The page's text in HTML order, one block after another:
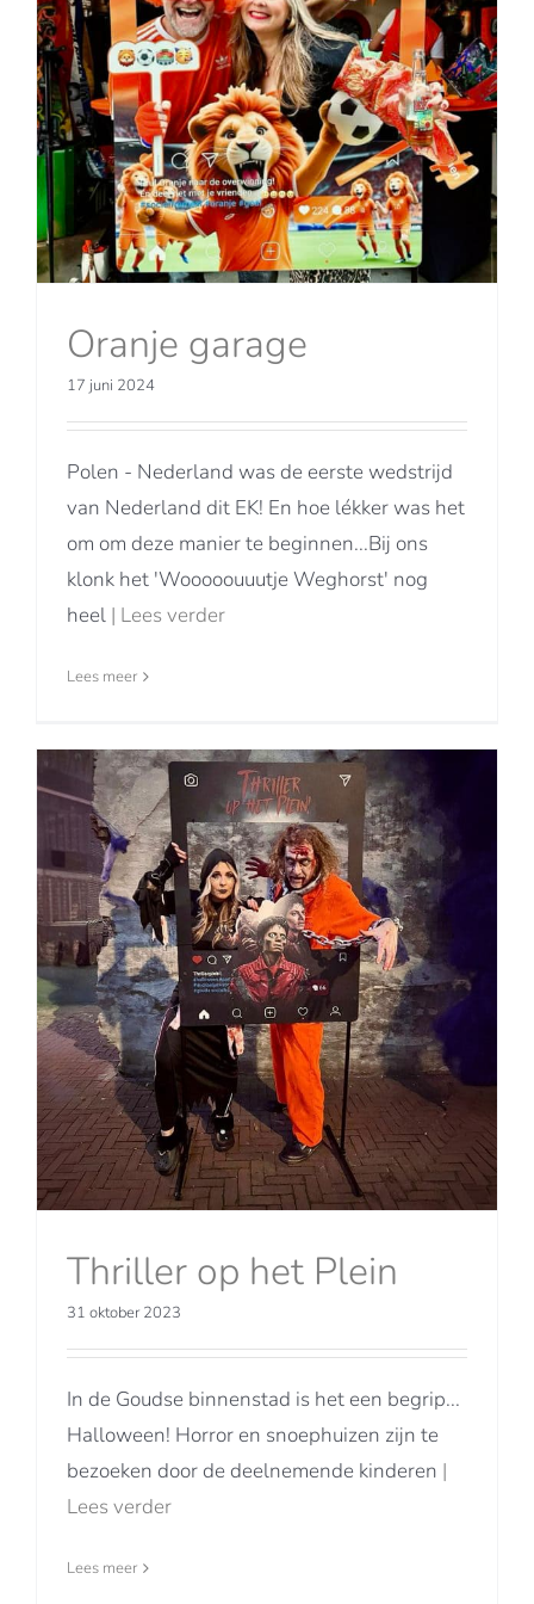
Oranje garage
17 juni 2024
Polen - Nederland was de eerste wedstrijd
van Nederland dit EK! En hoe lékker was het
om om deze manier te beginnen...Bij ons
klonk het 'Wooooouuutje Weghorst' nog
heel | Lees verder
Lees meer
Thriller op het Plein
31 oktober 2023
In de Goudse binnenstad is het een begrip...
Halloween! Horror en snoephuizen zijn te
bezoeken door de deelnemende kinderen |
Lees verder
Lees meer